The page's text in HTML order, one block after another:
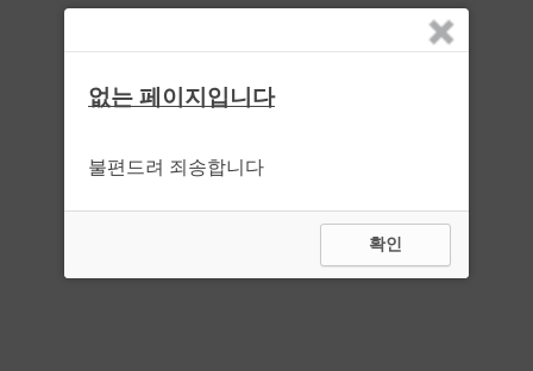
없는 페이지입니다
불편드려 죄송합니다
확인